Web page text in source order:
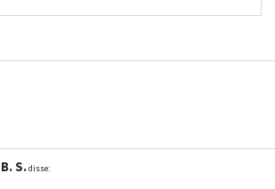
B. S.disse: